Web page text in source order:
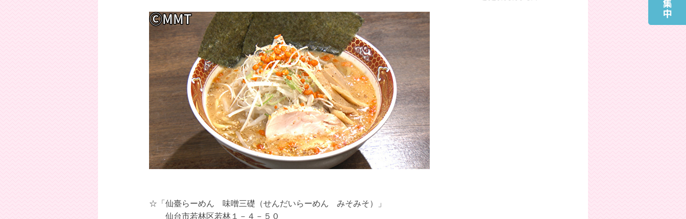
☆「仙臺らーめん 味噌三礎（せんだいらーめん みそみそ）」
仙台市若林区若林１－４－５０